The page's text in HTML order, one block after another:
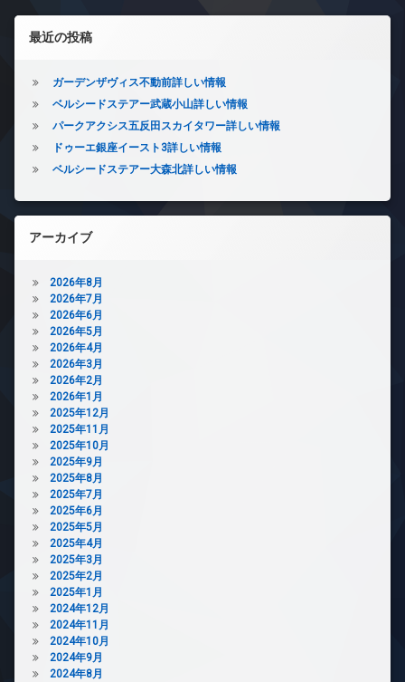
ミ
置
防
犯
カ
ラ
駐
内
廊
下
配
ボ
ス
敷
ミ
場
防
犯
カ
メ
ラ
駐
輪
場
料
ー
ッ
ク
デ
イ
ナ
ー
宅
配
ボ
ッ
ク
ス
防
犯
カ
メ
ラ
駐
輪
場
ー
ョ
ン
左サイドバー
最近の投稿
ガーデンザヴィス不動前詳しい情報
ベルシードステアー武蔵小山詳しい情報
パークアクシス五反田スカイタワー詳しい情報
ドゥーエ銀座イースト3詳しい情報
ベルシードステアー大森北詳しい情報
アーカイブ
2026年8月
2026年7月
2026年6月
2026年5月
2026年4月
2026年3月
2026年2月
2026年1月
2025年12月
2025年11月
2025年10月
2025年9月
2025年8月
2025年7月
2025年6月
2025年5月
2025年4月
2025年3月
2025年2月
2025年1月
2024年12月
2024年11月
2024年10月
2024年9月
2024年8月